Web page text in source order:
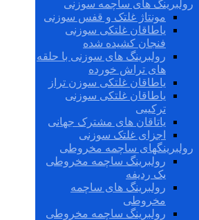
رولبرینگ های ساچمه سوزنی
مونتاژ غلتک و قفس سوزنی
یاطاقان غلتکی سوزنی
فنجان کشیده شده
رولبرینگ های سوزنی با حلقه
های تراش خورده
یاطاقان غلتکی سوزن تراز
یاطاقان غلتکی سوزنی
ترکیبی
یاتاقان های مشترک جهانی
اجزای غلتک سوزنی
رولبرینگهای ساچمه مخروطی
رولبرینگ ساچمه مخروطی
یک ردیفه
رولبرینگ های ساچمه
مخروطی
رولبرینگ ساچمه مخروطی